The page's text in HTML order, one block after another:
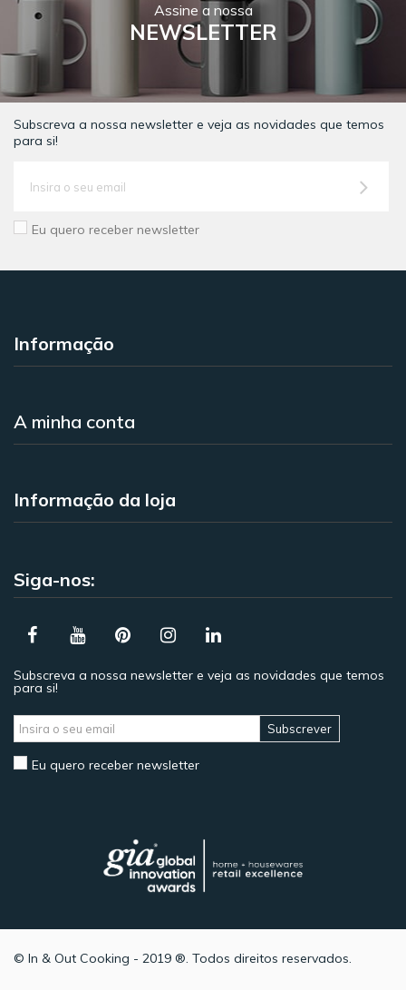
Assine a nossa
NEWSLETTER
Subscreva a nossa newsletter e veja as novidades que temos
para si!
Eu quero receber newsletter
Informação
A minha conta
Informação da loja
Siga-nos:
Subscreva a nossa newsletter e veja as novidades que temos
para si!
Subscrever
Eu quero receber newsletter
© In & Out Cooking - 2019 ®. Todos direitos reservados.